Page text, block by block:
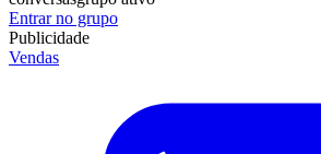
Entrar no grupo
Publicidade
Vendas